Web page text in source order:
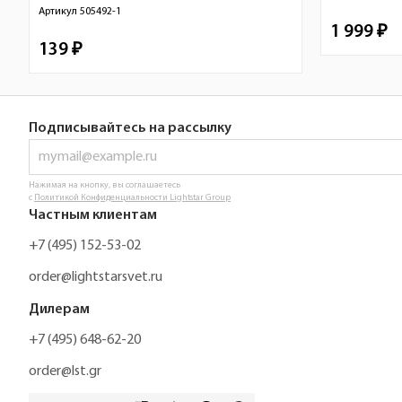
Артикул 505492-1
139 ₽
1 999 ₽
Подписывайтесь на рассылку
Нажимая на кнопку, вы соглашаетесь
с Политикой Конфиденциальности Lightstar Group
Частным клиентам
+7 (495) 152-53-02
order@lightstarsvet.ru
Дилерам
+7 (495) 648-62-20
order@lst.gr